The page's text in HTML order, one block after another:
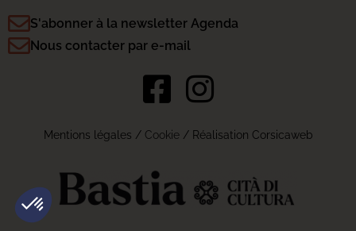
S'abonner à la newsletter Agenda
Nous contacter par e-mail
Mentions légales / Cookie/ Réalisation Corsicaweb